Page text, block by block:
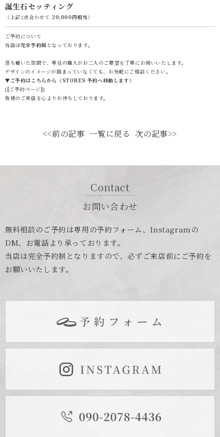
誕生石セッティング
（上記2点合わせて 20,000円相当）
ご予約について
当店は完全予約制 となっております。
落ち着いた空間で、専任の職人がお二人のご要望を丁寧にお伺いいたします。
デザインのイメージが固まっていなくても、お気軽にご相談ください。
▼ご予約はこちらから（STORES 予約へ移動します）
[[ご予約ページ]]
皆様のご来店を心よりお待ちしております。
<<前の記事 一覧に戻る 次の記事>>
Contact
お問い合わせ
無料相談のご予約は専用の予約フォーム、Instagramの
DM、お電話より承っております。
当店は完全予約制となりますので、必ずご来店前にご予約を
お願いいたします。